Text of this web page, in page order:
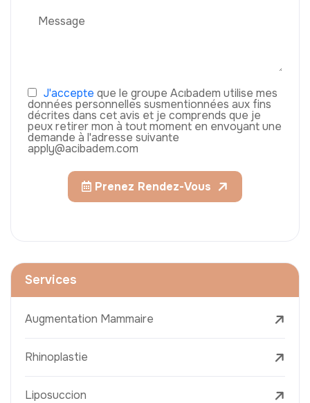
J'accepte que le groupe Acıbadem utilise mes
données personnelles susmentionnées aux fins
décrites dans cet avis et je comprends que je
peux retirer mon à tout moment en envoyant une
demande à l'adresse suivante
apply@acibadem.com
Prenez Rendez-Vous
Services
Augmentation Mammaire
Rhinoplastie
Liposuccion